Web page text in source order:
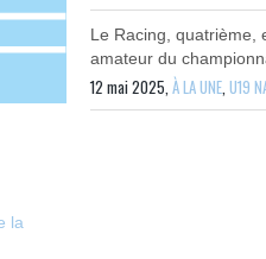
la
Le Racing, quatrième,
amateur du
12 mai 2025,À LA UNE,U19